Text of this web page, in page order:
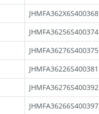
JHMFA362X6S400368
JHMFA36256S400374
JHMFA36276S400375
JHMFA36226S400381
JHMFA36276S400392
JHMFA36266S400397